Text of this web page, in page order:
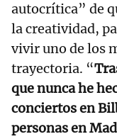
autocrítica” de
la creatividad,
vivir uno de los
trayectoria. “
que nunca he
conciertos en
personas en